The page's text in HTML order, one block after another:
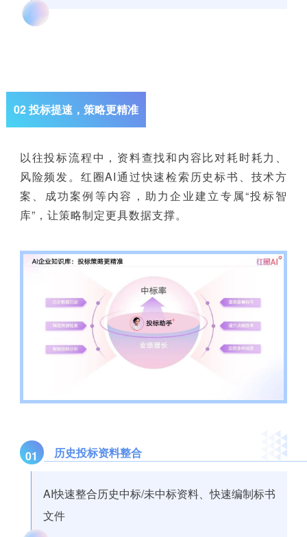
02 投标提速，策略更精准
以往投标流程中，资料查找和内容比对耗时耗力、
风险频发。红圈AI通过快速检索历史标书、技术方
案、成功案例等内容，助力企业建立专属“投标智
库”，让策略制定更具数据支撑。
01 历史投标资料整合
AI快速整合历史中标/未中标资料、快速编制标书
文件